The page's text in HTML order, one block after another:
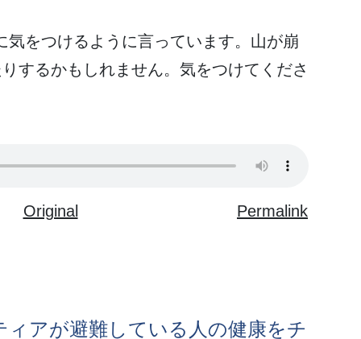
気をつけるように言っています。 山が崩
するかもしれません。 気をつけてくださ
Original Permalink
アが避難している 人 の健康をチ